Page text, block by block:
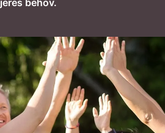
jeres behov.